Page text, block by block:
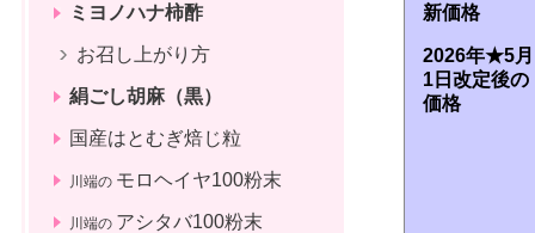
新価格
2026年★5月
1日 改定後の
価格
ミヨノハナ柿酢
お召し上がり方
絹ごし胡麻（黒）
国産はとむぎ焙じ粒
川端の モロヘイヤ100粉末
川端の アシタバ100粉末